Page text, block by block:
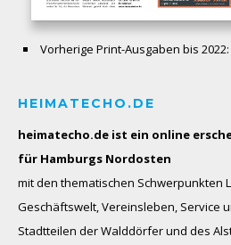
Vorherige Print-Ausgaben bis 2022:
HEIMATECHO.DE
heimatecho.de ist ein online
für Hamburgs Nordosten
mit den thematischen Schwerpunkten
Geschäftswelt, Vereinsleben, Service
Stadtteilen der Walddörfer und des